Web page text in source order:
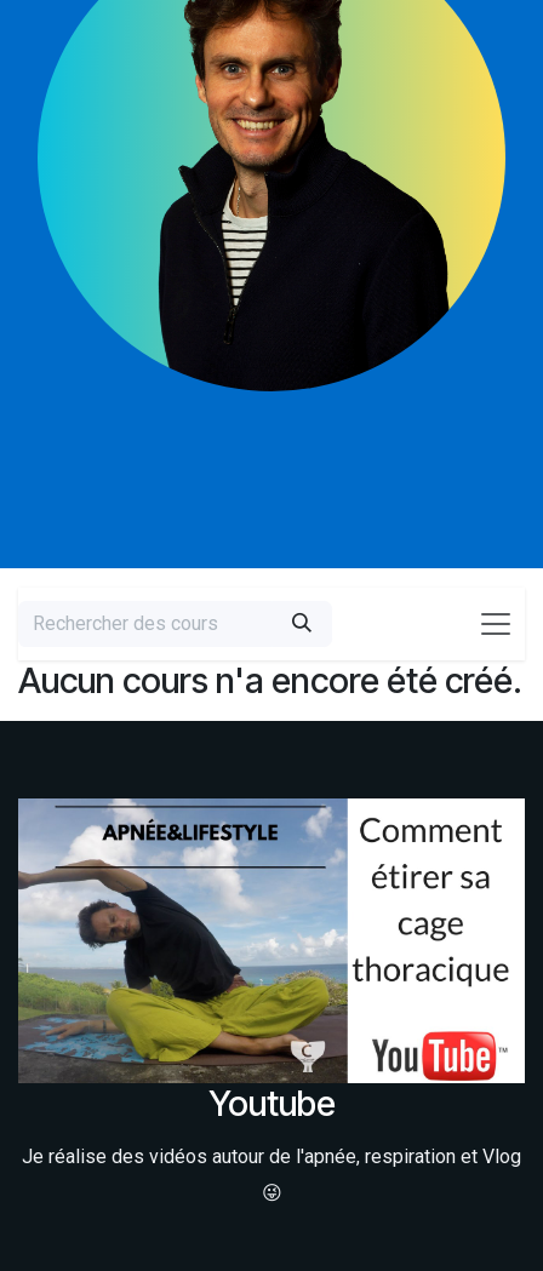
Aucun cours n'a encore été créé.
Youtube
Je réalise des vidéos autour de l'apnée, respiration et Vlog
😜